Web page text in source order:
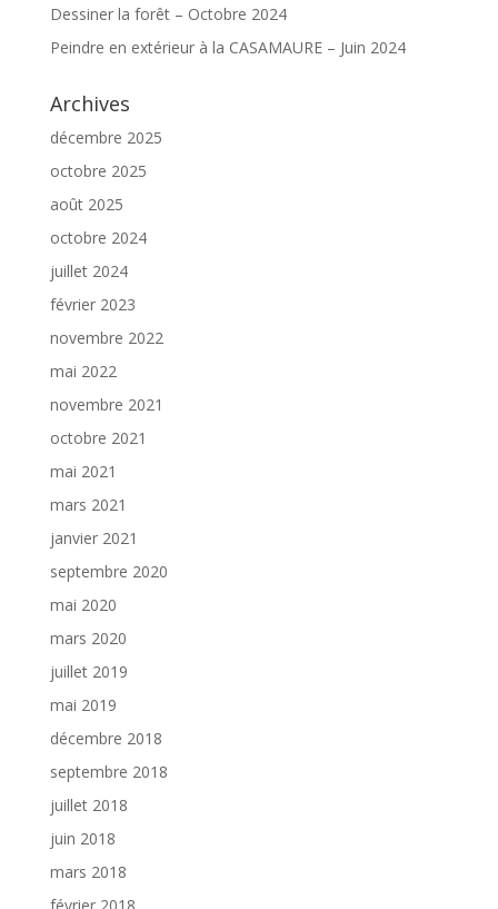
Dessiner la forêt – Octobre 2024
Peindre en extérieur à la CASAMAURE – Juin 2024
Archives
décembre 2025
octobre 2025
août 2025
octobre 2024
juillet 2024
février 2023
novembre 2022
mai 2022
novembre 2021
octobre 2021
mai 2021
mars 2021
janvier 2021
septembre 2020
mai 2020
mars 2020
juillet 2019
mai 2019
décembre 2018
septembre 2018
juillet 2018
juin 2018
mars 2018